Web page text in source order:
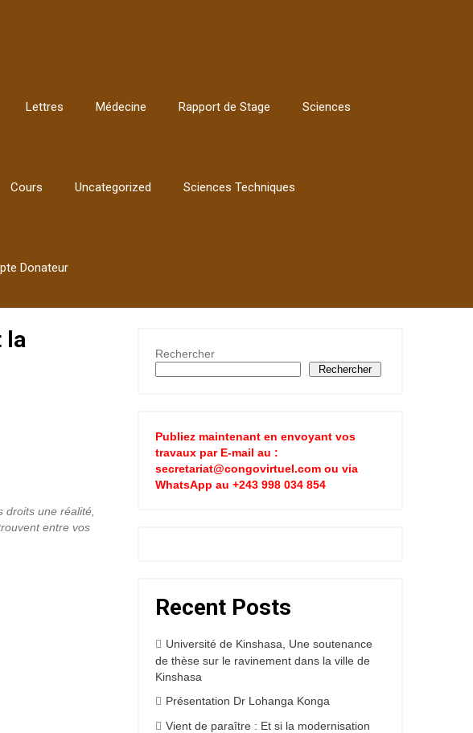
Lettres Médecine Rapport de Stage Sciences
Cours Uncategorized Sciences Techniques
Donateur
la
droits une réalité,
entre vos
Rechercher
Rechercher
Publiez maintenant en envoyant vos
travaux par E-mail au :
secretariat@congovirtuel.com ou via
WhatsApp au +243 998 034 854
Recent Posts
Université de Kinshasa, Une soutenance
de thèse sur le ravinement dans la ville de
Kinshasa
Présentation Dr Lohanga Konga
Vient de paraître : Et si la modernisation